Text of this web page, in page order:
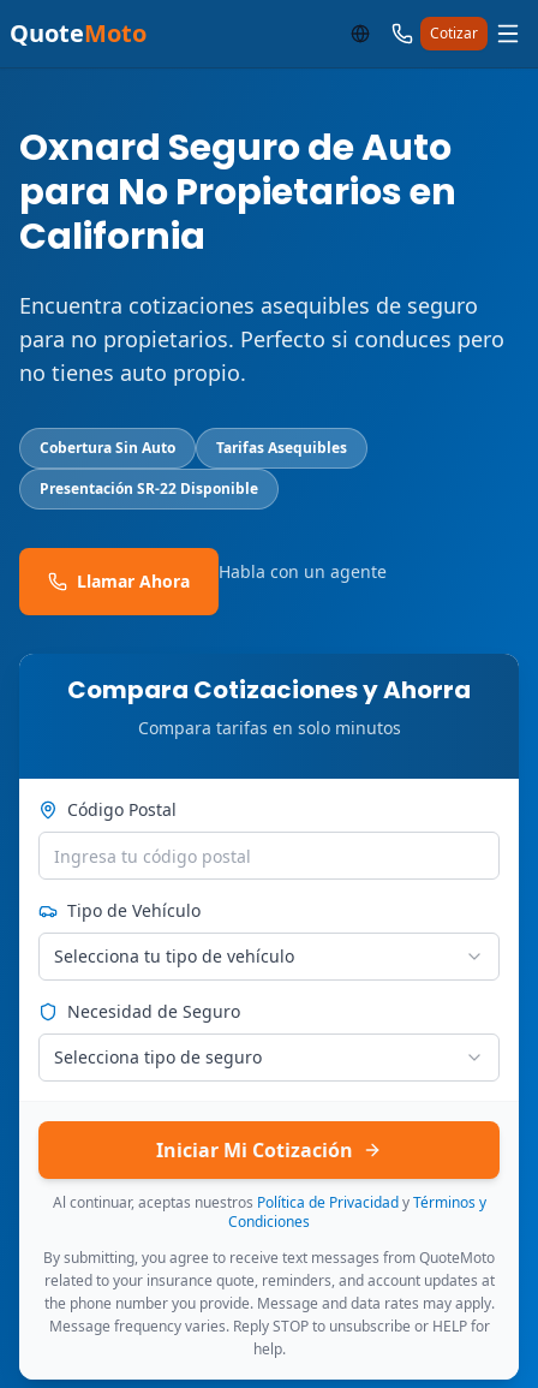
QuoteMoto Cotizar
Oxnard Seguro de Auto
para No Propietarios en
California
Encuentra cotizaciones asequibles de seguro
para no propietarios. Perfecto si conduces pero
no tienes auto propio.
Cobertura Sin Auto
Tarifas Asequibles
Presentación SR-22 Disponible
Llamar Ahora Habla con un agente
Compara Cotizaciones y Ahorra
Compara tarifas en solo minutos
Código Postal
Tipo de Vehículo
Selecciona tu tipo de vehículo
Necesidad de Seguro
Selecciona tipo de seguro
Iniciar Mi Cotización
Al continuar, aceptas nuestros Política de Privacidad y Términos y
Condiciones
By submitting, you agree to receive text messages from QuoteMoto
related to your insurance quote, reminders, and account updates at
the phone number you provide. Message and data rates may apply.
Message frequency varies. Reply STOP to unsubscribe or HELP for
help.